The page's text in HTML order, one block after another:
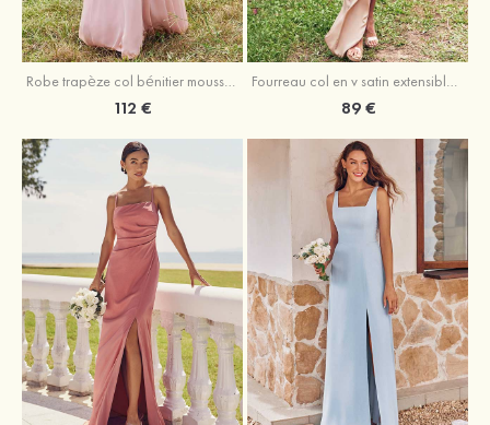
Robe trapèze col bénitier mousseline ras du sol robe de demoiselle d'honneur
112 €
Fourreau col en v satin extensible asymétrique robe de demoiselle d'honneur
89 €